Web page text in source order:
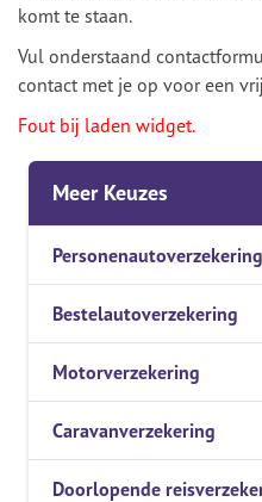
komt te staan.
Vul onderstaand
contact met je op voor een
Fout bij laden widget.
Meer Keuzes
Personenautoverzekering
Bestelautoverzekering
Motorverzekering
Caravanverzekering
Doorlopende